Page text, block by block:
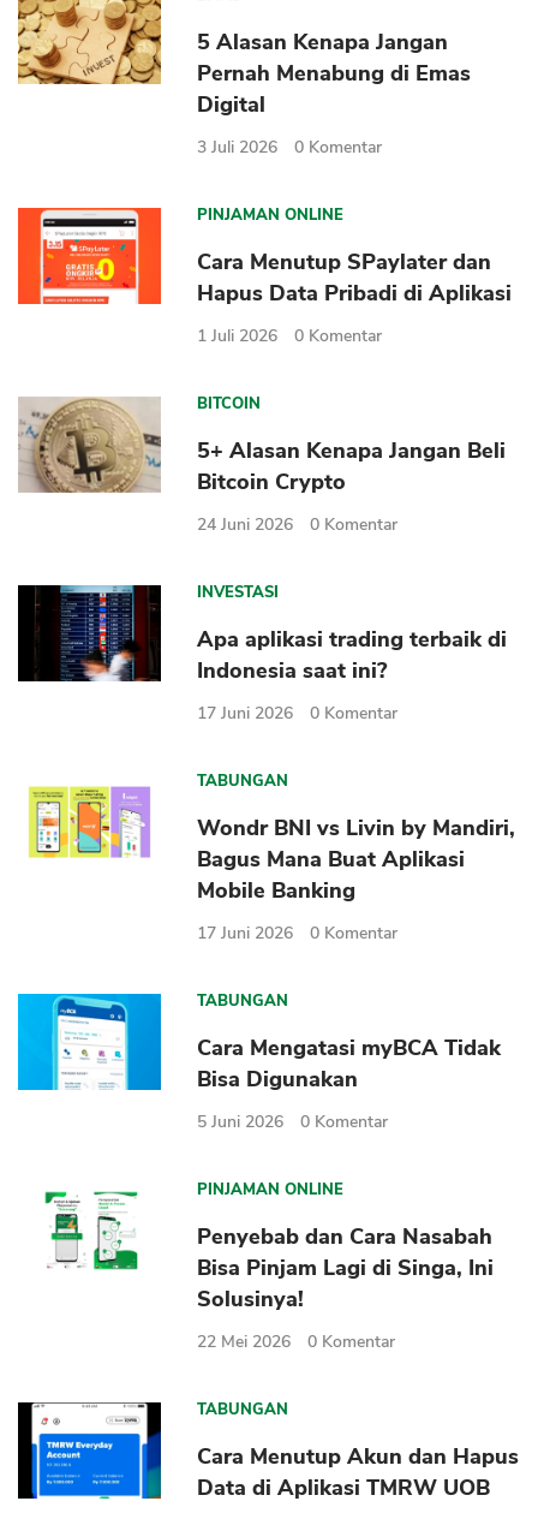
5 Alasan Kenapa Jangan
Pernah Menabung di Emas
Digital
3 Juli 2026 0 Komentar
PINJAMAN ONLINE
Cara Menutup SPaylater dan
Hapus Data Pribadi di Aplikasi
1 Juli 2026 0 Komentar
BITCOIN
5+ Alasan Kenapa Jangan Beli
Bitcoin Crypto
24 Juni 2026 0 Komentar
INVESTASI
Apa aplikasi trading terbaik di
Indonesia saat ini?
17 Juni 2026 0 Komentar
TABUNGAN
Wondr BNI vs Livin by Mandiri,
Bagus Mana Buat Aplikasi
Mobile Banking
17 Juni 2026 0 Komentar
TABUNGAN
Cara Mengatasi myBCA Tidak
Bisa Digunakan
5 Juni 2026 0 Komentar
PINJAMAN ONLINE
Penyebab dan Cara Nasabah
Bisa Pinjam Lagi di Singa, Ini
Solusinya!
22 Mei 2026 0 Komentar
TABUNGAN
Cara Menutup Akun dan Hapus
Data di Aplikasi TMRW UOB